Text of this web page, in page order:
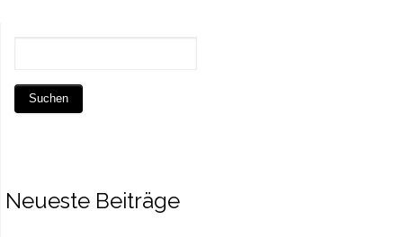
Neueste Beiträge